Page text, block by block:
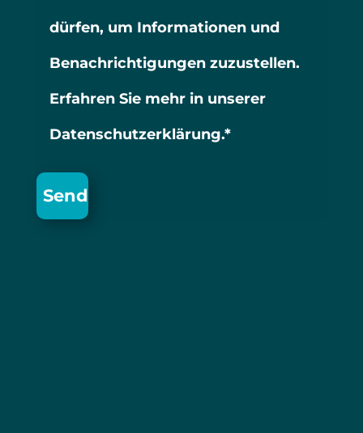
dürfen, um Informationen und
Benachrichtigungen zuzustellen.
Erfahren Sie mehr in unserer
Datenschutzerklärung.*